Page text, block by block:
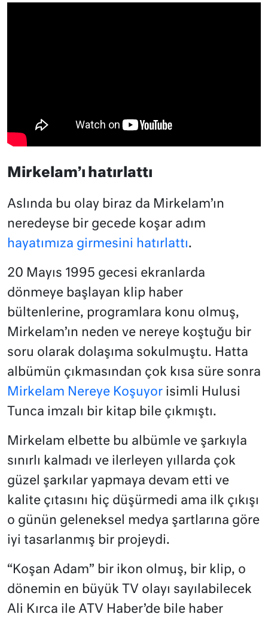
Mirkelam’ı hatırlattı
Aslında bu olay biraz da Mirkelam’ın
neredeyse bir gecede koşar adım
hayatımıza girmesini hatırlattı.
20 Mayıs 1995 gecesi ekranlarda
dönmeye başlayan klip haber
bültenlerine, programlara konu olmuş,
Mirkelam’ın neden ve nereye koştuğu bir
soru olarak dolaşıma sokulmuştu. Hatta
albümün çıkmasından çok kısa süre sonra
Mirkelam Nereye Koşuyor isimli Hulusi
Tunca imzalı bir kitap bile çıkmıştı.
Mirkelam elbette bu albümle ve şarkıyla
sınırlı kalmadı ve ilerleyen yıllarda çok
güzel şarkılar yapmaya devam etti ve
kalite çıtasını hiç düşürmedi ama ilk çıkışı
o günün geleneksel medya şartlarına göre
iyi tasarlanmış bir projeydi.
“Koşan Adam” bir ikon olmuş, bir klip, o
dönemin en büyük TV olayı sayılabilecek
Ali Kırca ile ATV Haber’de bile haber